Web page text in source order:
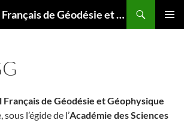
Comité National Français de Géodésie et Géophysique
de Géodésie et Géophysique
sous l’égide de l’Académie des Sciences